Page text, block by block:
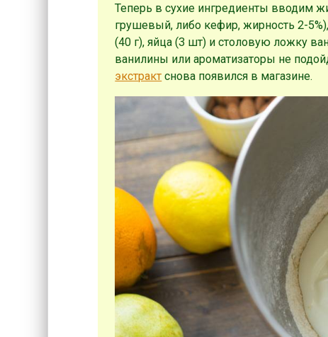
Теперь в сухие ингредиенты вводим
грушевый, либо кефир, жирность 2-
(40 г), яйца (3 шт) и столовую ложку
ванилины или ароматизаторы не
экстракт снова появился в магазине.